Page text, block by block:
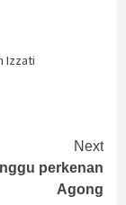
Izzati
Next
perkenan
Agong